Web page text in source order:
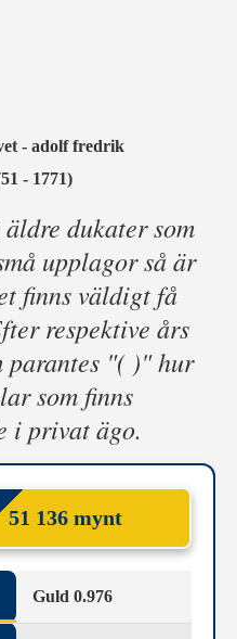
- adolf fredrik
- 1771)
dukater som
upplagor så är
finns väldigt få
respektive års
parantes "( )" hur
som finns
i privat ägo.
51 136 mynt
Guld 0.976